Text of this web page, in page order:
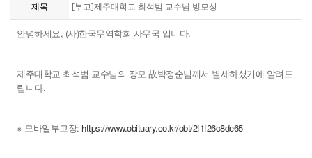
제목 [부고]제주대학교 최석범 교수님 빙모상
안녕하세요, (사)한국무역학회 사무국 입니다.
제주대학교 최석범 교수님의 장모 故박정순님께서 별세하셨기에 알려드
립니다.
※ 모바일부고장: https://www.obituary.co.kr/obt/2f1f26c8de65